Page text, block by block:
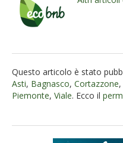
Questo articolo è stato
Asti, Bagnasco, Cortazzone,
Piemonte, Viale. Ecco il